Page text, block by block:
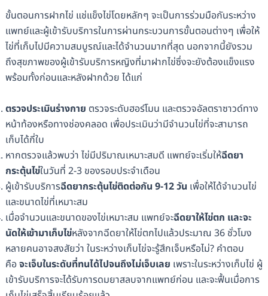
ขั้นตอนการฝากไข่ แช่แข็งไข่โดยหลักๆ จะเป็นการร่วมมือกันระหว่าง
แพทย์และผู้เข้ารับบริการในการผ่านกระบวนการขั้นตอนต่างๆ เพื่อให้
ไข่ที่เก็บไปมีความสมบูรณ์และได้จำนวนมากที่สุด นอกจากนี้ยังรวม
ถึงสุขภาพของผู้เข้ารับบริการหญิงที่มาฝากไข่ซึ่งจะยังต้องแข็งแรง
พร้อมทั้งก่อนและหลังฝากด้วย ได้แก่
ตรวจประเมินร่างกาย ตรวจระดับฮอร์โมน และตรวจอัลตราซาวด์ทาง
หน้าท้องหรือทางช่องคลอด เพื่อประเมินว่ามีจำนวนไข่ที่จะสามารถ
เก็บได้กี่ใบ
หากตรวจแล้วพบว่า ไข่มีปริมาณเหมาะสมดี แพทย์จะเริ่มให้ฉีดยา
กระตุ้นไข่ในวันที่ 2-3 ของรอบประจำเดือน
ผู้เข้ารับบริการฉีดยากระตุ้นไข่ติดต่อกัน 9-12 วัน เพื่อให้ได้จำนวนไข่
และขนาดไข่ที่เหมาะสม
เมื่อจำนวนและขนาดของไข่เหมาะสม แพทย์จะฉีดยาให้ไข่ตก และจะ
นัดให้เข้ามาเก็บไข่หลังจากฉีดยาให้ไข่ตกไปแล้วประมาณ 36 ชั่วโมง
หลายคนอาจสงสัยว่า ในระหว่างเก็บไข่จะรู้สึกเจ็บหรือไม่? คำตอบ
คือจะเจ็บในระดับที่ทนได้ไปจนถึงไม่เจ็บเลย เพราะในระหว่างเก็บไข่ ผู้
เข้ารับบริการจะได้รับการดมยาสลบจากแพทย์ก่อน และจะฟื้นเมื่อการ